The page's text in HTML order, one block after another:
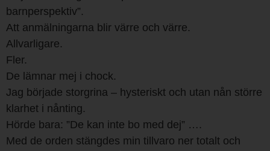
barnperspektiv”.
Att anmälningarna blir värre och värre.
Allvarligare.
Fler.
De lämnar mej i chock.
Jag började storgrina – hysteriskt och utan nån större
klarhet i nånting.
Hörde bara: ”De kan inte bo med dej” ….
Med de orden stängdes min tillvaro ner totalt och